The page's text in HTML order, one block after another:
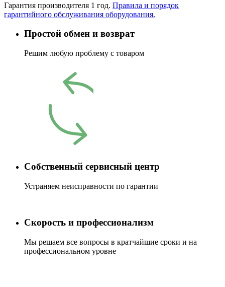
Гарантия производителя 1 год. Правила и порядок
гарантийного обслуживания оборудования.
Простой обмен и возврат
Решим любую проблему с товаром
Собственный сервисный центр
Устраняем неисправности по гарантии
Скорость и профессионализм
Мы решаем все вопросы в кратчайшие сроки и на
профессиональном уровне